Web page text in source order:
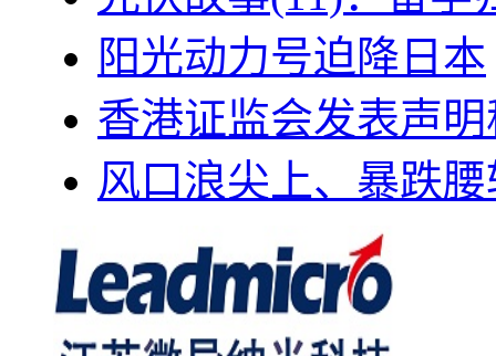
阳光动力号迫降日本
香港证监会发表声
风口浪尖上、暴跌